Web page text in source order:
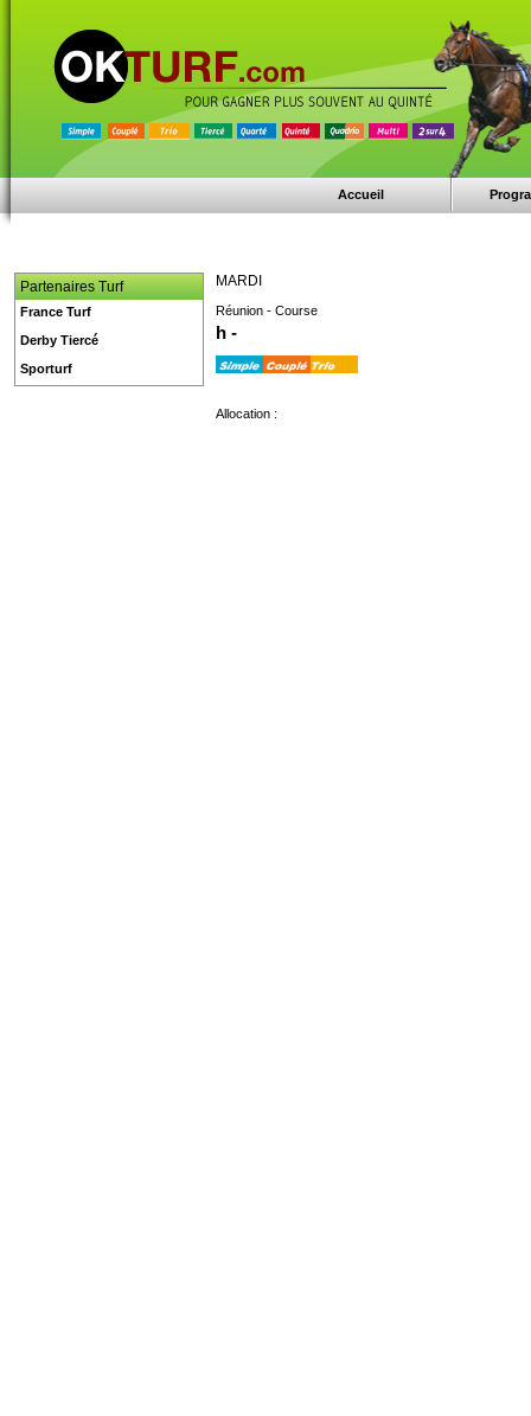
Accueil
MARDI
Réunion - Course
h -
Allocation :
Partenaires Turf
France Turf
Derby Tiercé
Sporturf